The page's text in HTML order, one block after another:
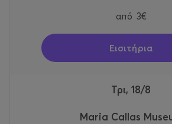
από 3€
Εισιτήρια
Τρι, 18/8
Maria Callas